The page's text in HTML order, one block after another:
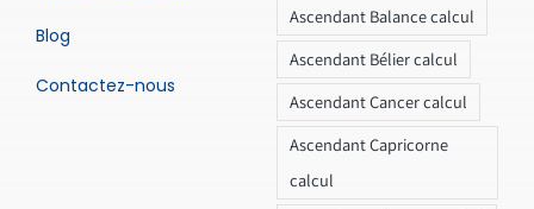
Blog
Contactez-nous
Ascendant Balance calcul
Ascendant Bélier calcul
Ascendant Cancer calcul
Ascendant Capricorne
calcul